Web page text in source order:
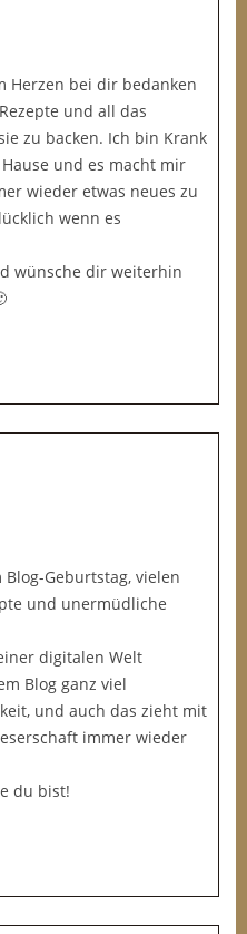
Herzen bei dir bedanken
und all das
zu backen. Ich bin Krank
und es macht mir
wieder etwas neues zu
wenn es
wünsche dir weiterhin
Geburtstag, vielen
und unermüdliche
digitalen Welt
Blog ganz viel
und auch das zieht mit
immer wieder
du bist!